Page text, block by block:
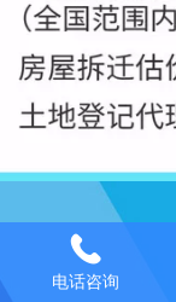
电话咨询